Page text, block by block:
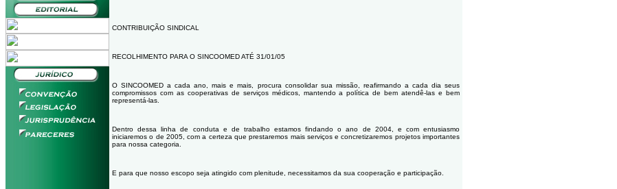
CONTRIBUIÇÃO SINDICAL
RECOLHIMENTO PARA O SINCOOMED ATÉ 31/01/05
O SINCOOMED a cada ano, mais e mais, procura consolidar sua missão, reafirmando a cada dia seus
compromissos com as cooperativas de serviços médicos, mantendo a política de bem atendê-las e bem
representá-las.
Dentro dessa linha de conduta e de trabalho estamos findando o ano de 2004, e com entusiasmo
iniciaremos o de 2005, com a certeza que prestaremos mais serviços e concretizaremos projetos importantes
para nossa categoria.
E para que nosso escopo seja atingido com plenitude, necessitamos da sua cooperação e participação.